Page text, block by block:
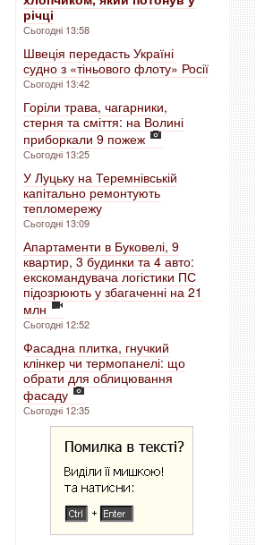
річці
Сьогодні 13:58
Швеція передасть Україні
судно з «тіньового флоту» Росії
Сьогодні 13:42
Горіли трава, чагарники,
стерня та сміття: на Волині
приборкали 9 пожеж
Сьогодні 13:25
У Луцьку на Теремнівській
капітально ремонтують
тепломережу
Сьогодні 13:09
Апартаменти в Буковелі, 9
квартир, 3 будинки та 4 авто:
екскомандувача логістики ПС
підозрюють у збагаченні на 21
млн
Сьогодні 12:52
Фасадна плитка, гнучкий
клінкер чи термопанелі: що
обрати для облицювання
фасаду
Сьогодні 12:35